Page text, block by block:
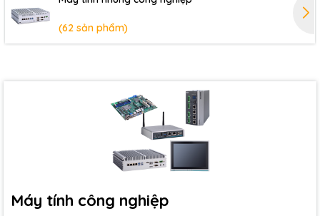
(62 sản phẩm)
Máy tính công nghiệp